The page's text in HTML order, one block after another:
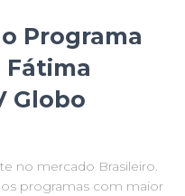
Programa
Fátima
Globo
no mercado Brasileiro.
programas com maior